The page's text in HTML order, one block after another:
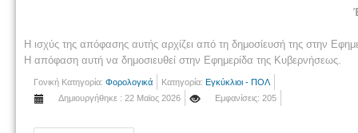
Η ισχύς της απόφασης αυτής αρχίζει από τη δημοσίευσή της στην
Η απόφαση αυτή να δημοσιευθεί στην Εφημερίδα της Κυβερνήσεως.
Γονική Κατηγορία: Φορολογικά Κατηγορία: Εγκύκλιοι - ΠΟΛ
Δημιουργήθηκε : 22 Μαϊος 2026
Εμφανίσεις: 205